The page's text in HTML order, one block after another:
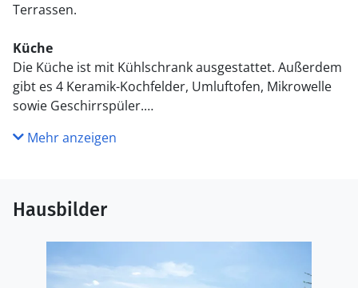
Terrassen.
Küche
Die Küche ist mit Kühlschrank ausgestattet. Außerdem
gibt es 4 Keramik-Kochfelder, Umluftofen, Mikrowelle
sowie Geschirrspüler.
WC und Bad
Badezimmer. Es steht eine Sauna zur Verfügung in der
Sie sich so richtig entspannen können.
Draußen
Die Ferienunterkunft liegt auf einem 875 m² großen
Mehr anzeigen
Hausbilder